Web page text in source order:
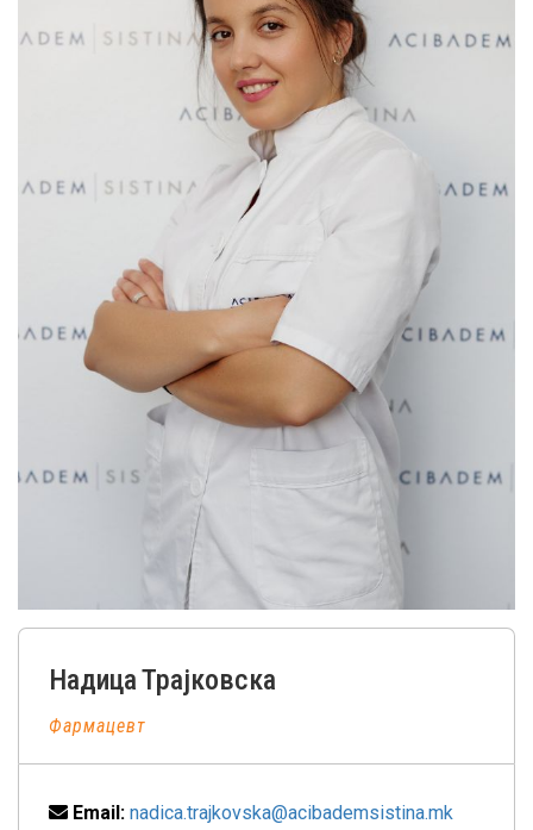
НадицаТрајковска
Фармацевт
Email: nadica.trajkovska@acibademsistina.mk